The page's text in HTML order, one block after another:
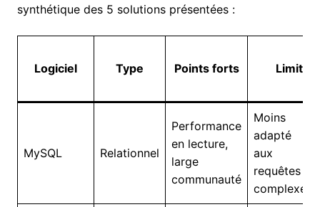
synthétique des 5 solutions présentées :
Logiciel Type Points forts Limites
MySQL Relationnel
Performance
en lecture,
large
communauté
Moins
adapté
aux
requêtes
complexes